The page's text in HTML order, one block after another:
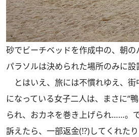
砂でビーチベッドを作成中の、朝
パラソルは決められた場所のみに設
とはいえ、旅には不慣れゆえ、街
になっている女子二人は、まさに“
られ、おカネを巻き上げられ……。
訴えたら、一部返金(!?)してくれたり